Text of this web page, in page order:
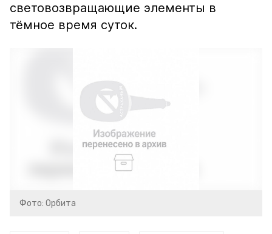
световозвращающие элементы в
тёмное время суток.
Фото: Орбита